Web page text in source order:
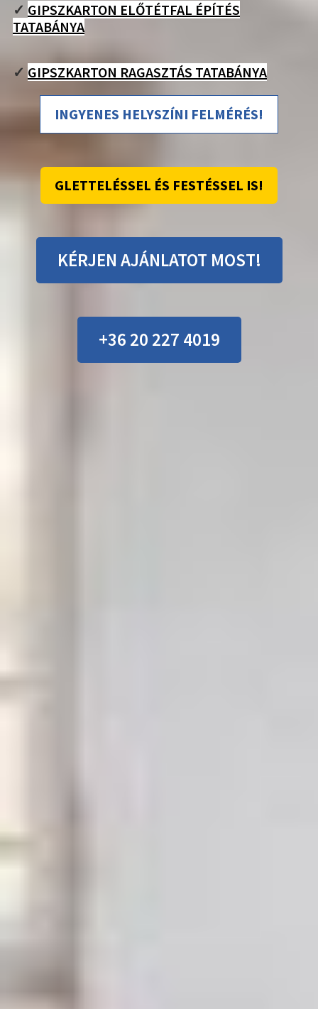
✓ GIPSZKARTON ELŐTÉTFAL ÉPÍTÉS
TATABÁNYA
✓ GIPSZKARTON RAGASZTÁS TATABÁNYA
INGYENES HELYSZÍNI FELMÉRÉS!
GLETTELÉSSEL ÉS FESTÉSSEL IS!
KÉRJEN AJÁNLATOT MOST!
+36 20 227 4019